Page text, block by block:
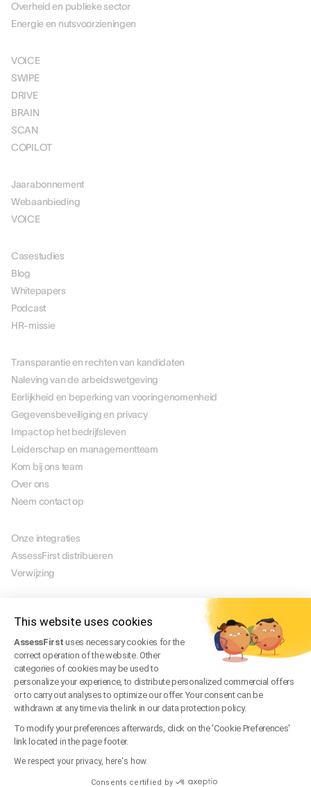
This website uses cookies
AssessFirstuses necessary cookies for the
correct operation of the website. Other
categories of cookies may be used to
personalize your experience, to distribute personalized commercial offers
or to carry out analyses to optimize our offer. Your consent can be
withdrawn at any time via the link in our data protection policy.
To modify your preferences afterwards, click on the 'Cookie Preferences'
link located in the page footer.
We respect your privacy, here's how.
Consents certified by
Overheid en publieke sector
Energie en nutsvoorzieningen
VOICE
SWIPE
DRIVE
BRAIN
SCAN
COPILOT
Jaarabonnement
Webaanbieding
VOICE
Casestudies
Blog
Whitepapers
Podcast
HR-missie
Transparantie en rechten van kandidaten
Naleving van de arbeidswetgeving
Eerlijkheid en beperking van vooringenomenheid
Gegevensbeveiliging en privacy
Impact op het bedrijfsleven
Leiderschap en managementteam
Kom bij ons team
Over ons
Neem contact op
Onze integraties
AssessFirst distribueren
Verwijzing
Manage Cookies
Gebruiksvoorwaarden
Servicevoorwaarden
Privacybeleid
Veelgestelde vragen over juridische zaken
Trust Center
© 2026 AssessFirst. Alle rechten voorbehouden.
NL